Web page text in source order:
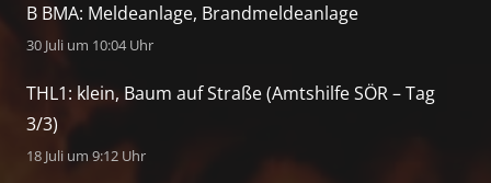
B BMA: Meldeanlage, Brandmeldeanlage
30 Juli um 10:04 Uhr
THL1: klein, Baum auf Straße (Amtshilfe SÖR – Tag
3/3)
18 Juli um 9:12 Uhr